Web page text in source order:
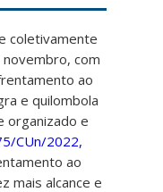
coletivamente
com
ao
e quilombola
organizado e
CUn/2022,
ao
mais alcance e